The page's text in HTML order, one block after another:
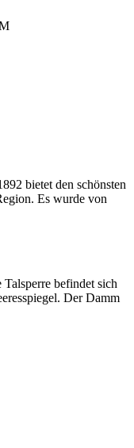
bietet den schönsten
Es wurde von
befindet sich
Der Damm